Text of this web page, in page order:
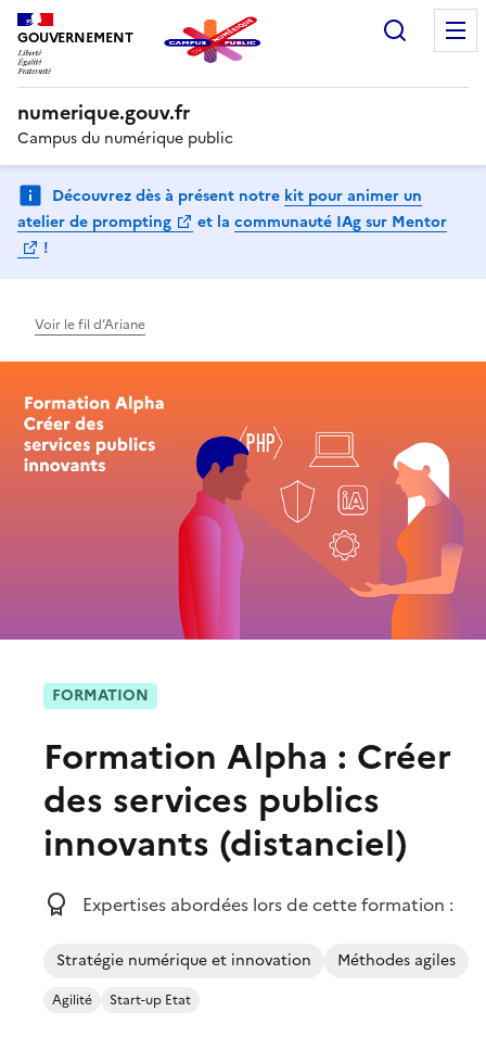
GOUVERNEMENT
numerique.gouv.fr
Campus du numérique public
Découvrez dès à présent notre
(Ouvre une nouvelle fenêtre)
kit pour animer un
atelier de prompting
et la
(Ouvre une nouvelle fenêtre)
communauté IAg sur Mentor
!
Voir le fil d’Ariane
FORMATION
Formation Alpha : Créer
des services publics
innovants (distanciel)
Expertises abordées lors de cette formation :
Stratégie numérique et innovation Méthodes agiles
Agilité Start-up Etat